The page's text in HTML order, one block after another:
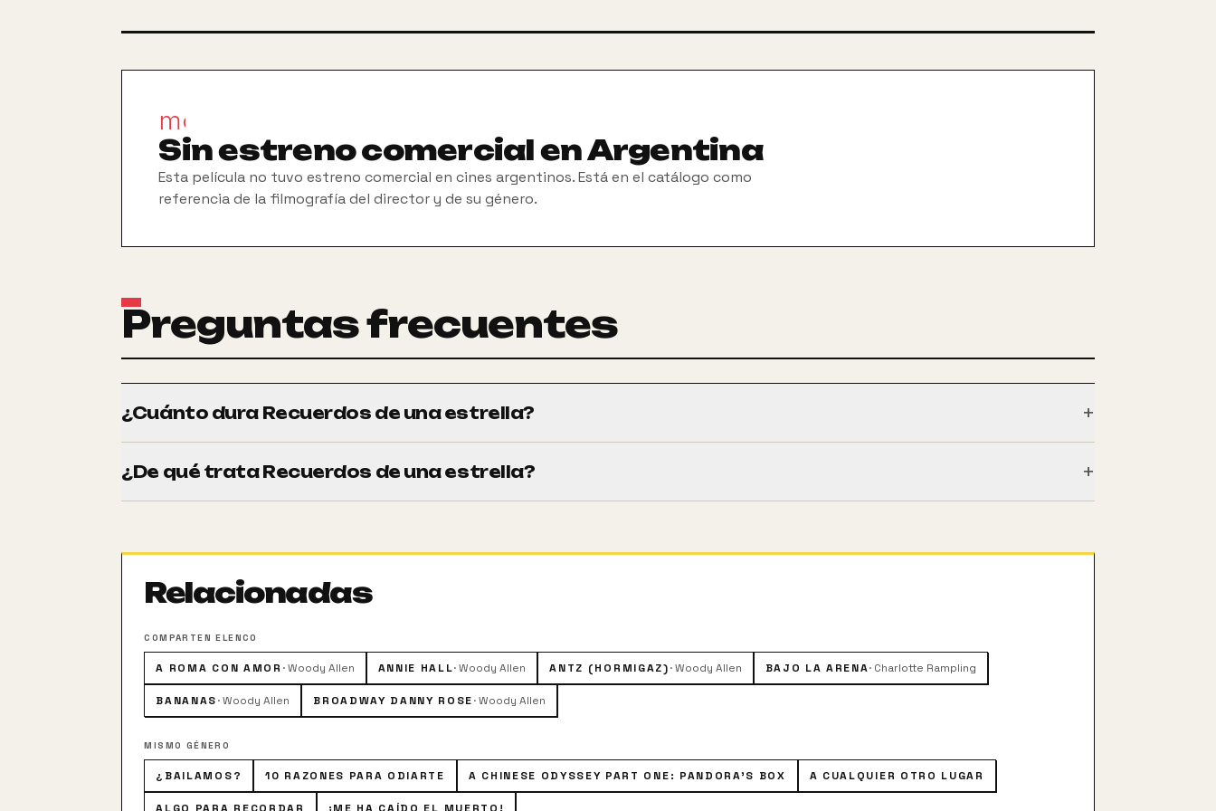
movie_filter
Sin estreno comercial en Argentina
Esta película no tuvo estreno comercial en cines argentinos. Está en el catálogo como
referencia de la filmografía del director y de su género.
Preguntas frecuentes
¿Cuánto dura Recuerdos de una estrella? +
¿De qué trata Recuerdos de una estrella? +
amor Dorrie y sobre las virtudes de sentar la cabeza con su nueva novia Isabel. Bates se debatirá por encontrar una razón por la que
Relacionadas
COMPARTEN ELENCO
A ROMA CON AMOR ·Woody Allen ANNIE HALL·Woody Allen ANTZ (HORMIGAZ)·Woody Allen BAJO LA ARENA· Charlotte Rampling
BANANAS·Woody Allen BROADWAY DANNY ROSE·Woody Allen
MISMO GÉNERO
¿BAILAMOS? 10 RAZONES PARA ODIARTE A CHINESE ODYSSEY PART ONE: PANDORA'S BOX A CUALQUIER OTRO LUGAR